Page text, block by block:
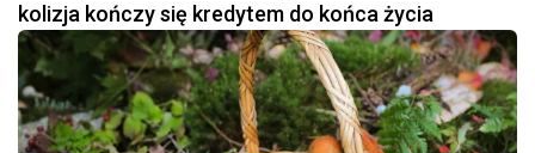
kolizja kończy się kredytem do końca życia